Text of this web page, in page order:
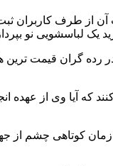
از طرف کاربران
یک لباسشویی نو
رده گران قیمت ترین
که آیا وی از عهده
کوتاهی چشم از